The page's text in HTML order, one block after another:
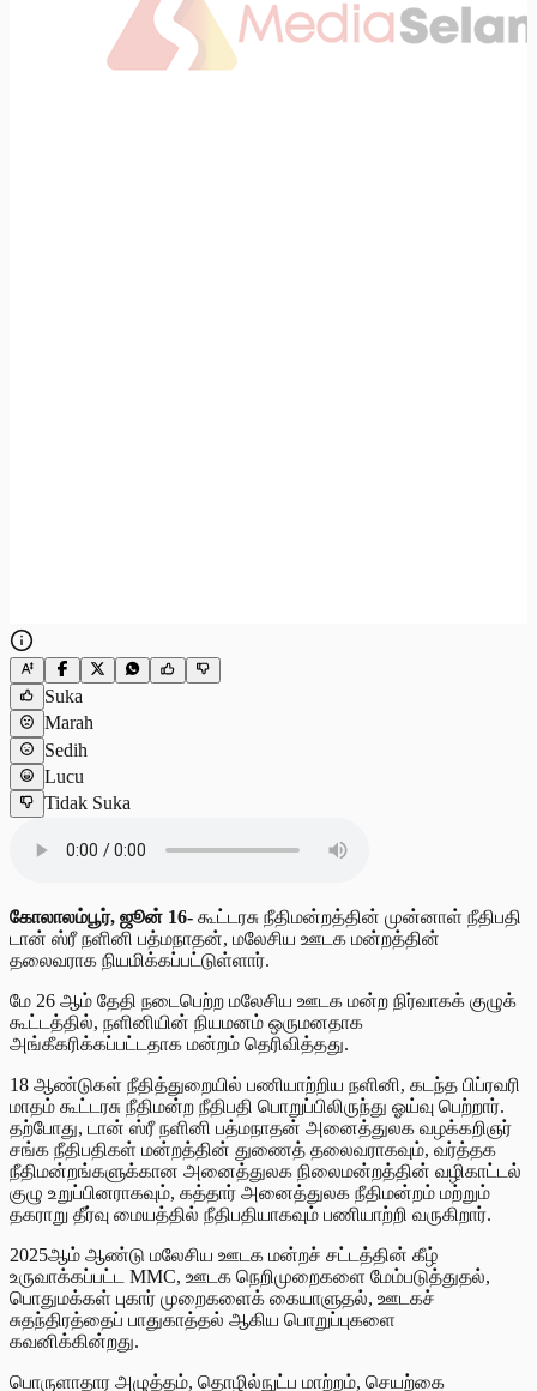
Suka
Marah
Sedih
Lucu
Tidak Suka
கோலாலம்பூர், ஜூன் 16- கூட்டரசு நீதிமன்றத்தின் முன்னாள் நீதிபதி
டான் ஸ்ரீ நளினி பத்மநாதன், மலேசிய ஊடக மன்றத்தின்
தலைவராக நியமிக்கப்பட்டுள்ளார்.
மே 26 ஆம் தேதி நடைபெற்ற மலேசிய ஊடக மன்ற நிர்வாகக் குழுக்
கூட்டத்தில், நளினியின் நியமனம் ஒருமனதாக
அங்கீகரிக்கப்பட்டதாக மன்றம் தெரிவித்தது.
18 ஆண்டுகள் நீதித்துறையில் பணியாற்றிய நளினி, கடந்த பிப்ரவரி
மாதம் கூட்டரசு நீதிமன்ற நீதிபதி பொறுப்பிலிருந்து ஓய்வு பெற்றார்.
தற்போது, டான் ஸ்ரீ நளினி பத்மநாதன் அனைத்துலக வழக்கறிஞர்
சங்க நீதிபதிகள் மன்றத்தின் துணைத் தலைவராகவும், வர்த்தக
நீதிமன்றங்களுக்கான அனைத்துலக நிலைமன்றத்தின் வழிகாட்டல்
குழு உறுப்பினராகவும், கத்தார் அனைத்துலக நீதிமன்றம் மற்றும்
தகராறு தீர்வு மையத்தில் நீதிபதியாகவும் பணியாற்றி வருகிறார்.
2025ஆம் ஆண்டு மலேசிய ஊடக மன்றச் சட்டத்தின் கீழ்
உருவாக்கப்பட்ட MMC, ஊடக நெறிமுறைகளை மேம்படுத்துதல்,
பொதுமக்கள் புகார் முறைகளைக் கையாளுதல், ஊடகச்
சுதந்திரத்தைப் பாதுகாத்தல் ஆகிய பொறுப்புகளை
கவனிக்கின்றது.
பொருளாதார அழுத்தம், தொழில்நுட்ப மாற்றம், செயற்கை